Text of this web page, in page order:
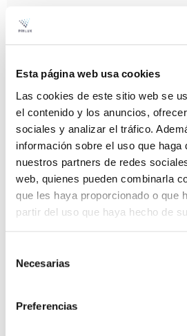
Esta página web usa cookies
Las cookies de este sitio web se
el contenido y los anuncios,
sociales y analizar el tráfico.
información sobre el uso que haga
nuestros partners de redes
web, quienes pueden combinarla
que les haya proporcionado o que
partir del uso que haya hecho de
Necesarias
Preferencias
VER +
HADAR 6W 840
RAL 9016
SKU
W
6
Couler
748
CCT 3.000K
VER +